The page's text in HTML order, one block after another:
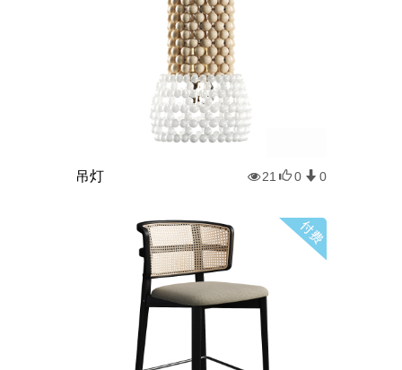
吊灯 21 0 0